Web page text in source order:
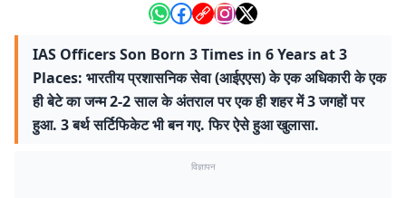
IAS Officers Son Born 3 Times in 6 Years at 3
Places: भारतीय प्रशासनिक सेवा (आईएएस) के एक अधिकारी के एक
ही बेटे का जन्म 2-2 साल के अंतराल पर एक ही शहर में 3 जगहों पर
हुआ. 3 बर्थ सर्टिफिकेट भी बन गए. फिर ऐसे हुआ खुलासा.
विज्ञापन